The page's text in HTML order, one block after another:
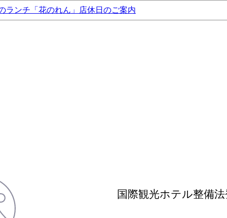
ランチ「花のれん」店休日のご案内
国際観光ホテル整備